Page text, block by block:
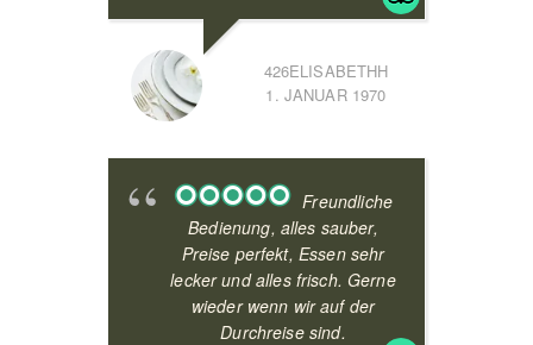
426ELISABETHH
1. JANUAR 1970
Freundliche
Bedienung, alles sauber,
Preise perfekt, Essen sehr
lecker und alles frisch. Gerne
wieder wenn wir auf der
Durchreise sind.